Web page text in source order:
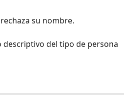
su nombre.
del tipo de persona